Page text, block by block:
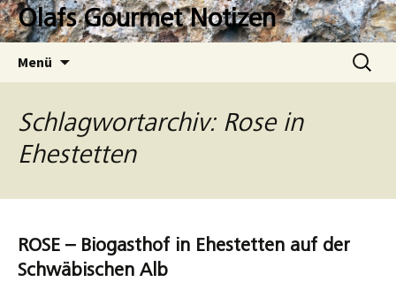
Zum
InhaltOlafs Gourmet Notizen
Menü
Suchen
nach:
Schlagwortarchiv: Rose in
Ehestetten
ROSE – Biogasthof in Ehestetten auf der
Schwäbischen Alb